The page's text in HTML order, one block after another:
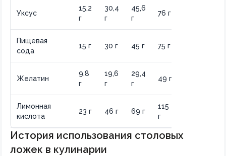
Уксус
15,2
г
30,4
г
45,6
г
76 г
Пищевая
сода
15 г 30 г 45 г 75 г
Желатин
9,8
г
19,6
г
29,4
г
49 г
Лимонная
кислота
23 г 46 г 69 г
115
г
История использования столовых
ложек в кулинарии